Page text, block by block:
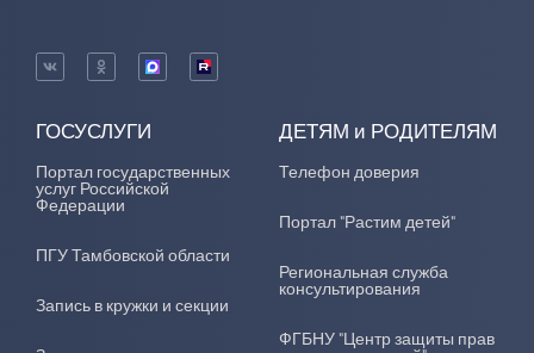
ГОСУСЛУГИ
Портал государственных
услуг Российской
Федерации
ПГУ Тамбовской области
Запись в кружки и секции
ДЕТЯМ и РОДИТЕЛЯМ
Телефон доверия
Портал "Растим детей"
Региональная служба
консультирования
ФГБНУ "Центр защиты прав